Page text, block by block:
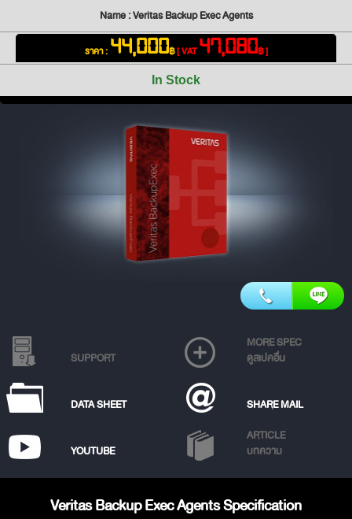
Name : Veritas Backup Exec Agents
ราคา : 44,000฿[ VAT47,080฿ ]
In Stock
SUPPORT
MORE SPEC
ดูสเปคอื่น
DATA SHEET SHARE MAIL
YOUTUBE
ARTICLE
บทความ
Veritas Backup Exec Agents Specification